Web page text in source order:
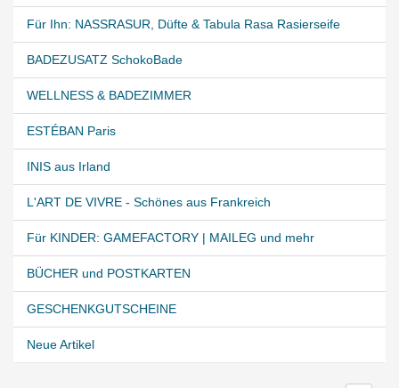
Für Ihn: NASSRASUR, Düfte & Tabula Rasa Rasierseife
BADEZUSATZ SchokoBade
WELLNESS & BADEZIMMER
ESTÉBAN Paris
INIS aus Irland
L'ART DE VIVRE - Schönes aus Frankreich
Für KINDER: GAMEFACTORY | MAILEG und mehr
BÜCHER und POSTKARTEN
GESCHENKGUTSCHEINE
Neue Artikel